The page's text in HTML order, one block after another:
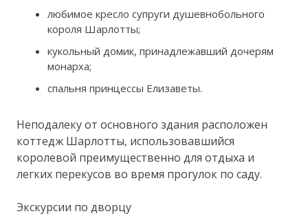
любимое кресло супруги душевнобольного
короля Шарлотты;
кукольный домик, принадлежавший дочерям
монарха;
спальня принцессы Елизаветы.
Неподалеку от основного здания расположен
коттедж Шарлотты, использовавшийся
королевой преимущественно для отдыха и
легких перекусов во время прогулок по саду.
Экскурсии по дворцу